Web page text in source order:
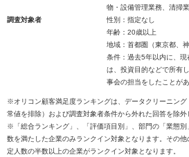
物・設備管理業務、清掃業
調査対象者
性別：指定なし
年齢：20歳以上
地域：首都圏（東京都、
条件：過去5年以内に、
は、投資目的などで所有
事会の担当をしたことが
※オリコン顧客満足度ランキングは、データクリーニン
常値を排除）および調査対象者条件から外れた回答を除外
※「総合ランキング」、「評価項目別」、部門の「業態別
数を満たした企業のみランクイン対象となります。その
定人数の半数以上の企業がランクイン対象となります。